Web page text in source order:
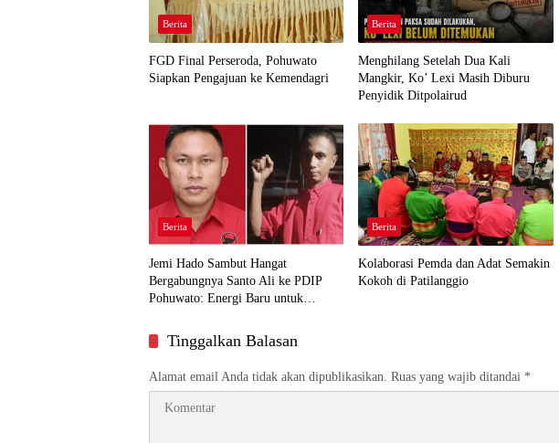
Berita
FGD Final Perseroda, Pohuwato
Siapkan Pengajuan ke Kemendagri
Berita
Menghilang Setelah Dua Kali
Mangkir, Ko’ Lexi Masih Diburu
Penyidik Ditpolairud
Berita
Jemi Hado Sambut Hangat
Bergabungnya Santo Ali ke PDIP
Pohuwato: Energi Baru untuk
Berita
Kolaborasi Pemda dan Adat Semakin
Kokoh di Patilanggio
Tinggalkan Balasan
Alamat email Anda tidak akan dipublikasikan. Ruas yang wajib ditandai *